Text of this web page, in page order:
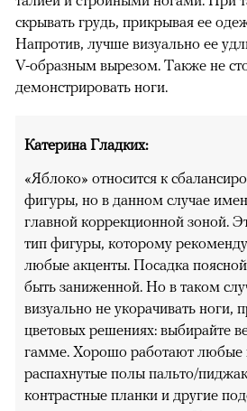
скрывать грудь, прикрывая ее
Напротив, лучше визуально ее
V-образным вырезом. Также не
демонстрировать ноги.
Катерина Гладких:
«Яблоко» относится к
фигуры, но в данном случае
главной коррекционной зоной.
тип фигуры, которому
любые акценты. Посадка
быть заниженной. Но в таком
визуально не укорачивать ноги,
цветовых решениях: выбирайте
гамме. Хорошо работают любые
распахнутые полы пальто/
контрастные планки и другие